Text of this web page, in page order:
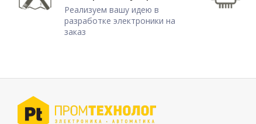
Реализуем вашу идею в
разработке электроники на
заказ